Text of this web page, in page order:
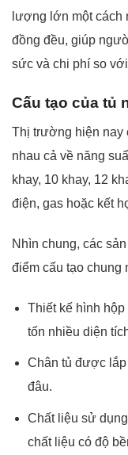
lượng lớn một cách
đồng đều, giúp
sức và chi phí so
Cấu tạo của tủ
Thị trường hiện nay
nhau cả về năng
khay, 10 khay, 12
điện, gas hoặc kết
Nhìn chung, các
điểm cấu tạo chung
Thiết kế hình
tốn nhiều diện
Chân tủ được
đâu.
Chất liệu sử
chất liệu có độ